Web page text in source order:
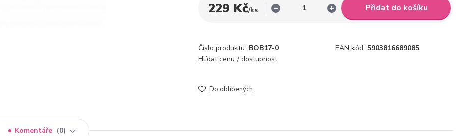
229 Kč/ks Přidat do košíku
Číslo produktu: BOB17-0 EAN kód: 5903816689085
Hlídat cenu / dostupnost
Do oblíbených
Komentáře 0